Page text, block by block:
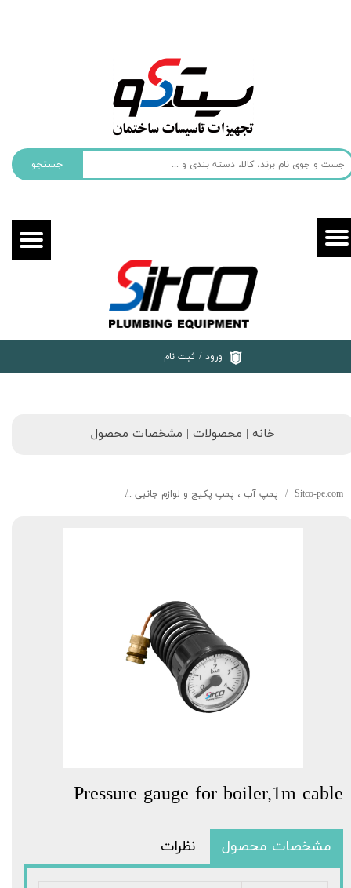
جستجو
ورود / ثبت نام
خروج از حساب کاربری
خانه | محصولات | مشخصات محصول
Sitco-pe.com پمپ آب ، پمپ پکیج و لوازم جانبی
Pressure gauge for boiler,1m cable
مشخصات محصول نظرات